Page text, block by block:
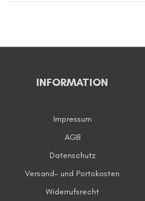
INFORMATION
Impressum
AGB
Datenschutz
Versand- und Portokosten
Widerrufsrecht